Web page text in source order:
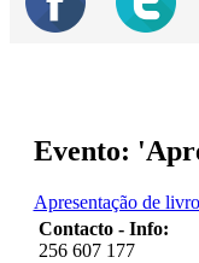
Evento:
Apresentação de
Contacto - Info:
256 607 177